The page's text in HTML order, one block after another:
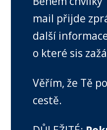
mail přijde
další
o které sis
Věřím, že Tě
cestě.